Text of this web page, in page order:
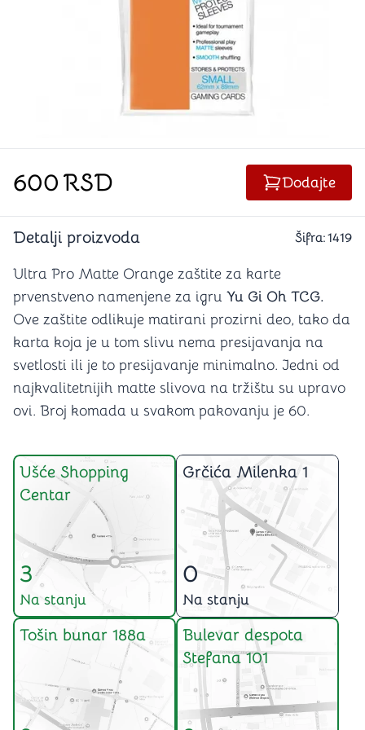
600RSD Dodajte
Detalji proizvoda Šifra:1419
Ultra Pro Matte Orange zaštite za karte
prvenstveno namenjene za igru Yu Gi Oh TCG.
Ove zaštite odlikuje matirani prozirni deo, tako da
karta koja je u tom slivu nema presijavanja na
svetlosti ili je to presijavanje minimalno. Jedni od
najkvalitetnijih matte slivova na tržištu su upravo
ovi. Broj komada u svakom pakovanju je 60.
Ušće Shopping
Centar
3
Na stanju
Grčića Milenka 1
0
Na stanju
Tošin bunar 188a
Bulevar despota
Stefana 101